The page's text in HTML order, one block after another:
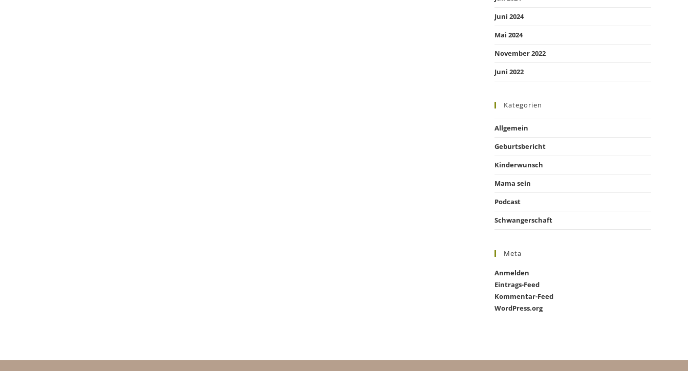
Juni 2024
Mai 2024
November 2022
Juni 2022
Kategorien
Allgemein
Geburtsbericht
Kinderwunsch
Mama sein
Podcast
Schwangerschaft
Meta
Anmelden
Eintrags-Feed
Kommentar-Feed
WordPress.org